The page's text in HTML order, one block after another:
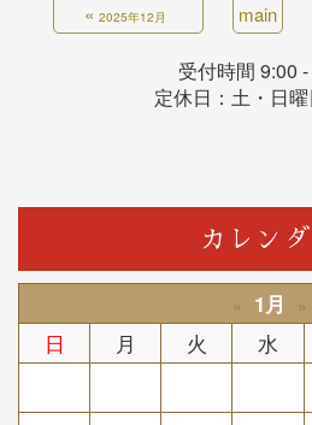
« 2025年12月 main
受付時間 9:00
定休日：土・日
カレン
« 1月 »
日 月 火 水